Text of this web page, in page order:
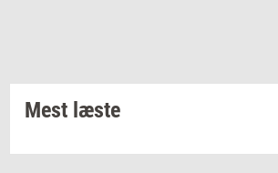
Mest læste